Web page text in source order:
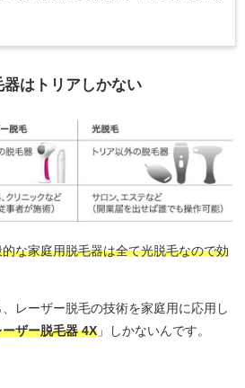
はトリアしかない
的な家庭用脱毛器は全て光脱毛なので効
レーザー脱毛の技術を家庭用に応用し
ザー脱毛器 4X 」しかないんです。